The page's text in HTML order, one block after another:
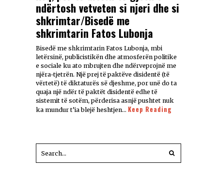
ndërtosh vetveten si njeri dhe si
shkrimtar/Bisedë me
shkrimtarin Fatos Lubonja
Bisedë me shkrimtarin Fatos Lubonja, mbi
letërsinë, publicistikën dhe atmosferën politike
e sociale ku ato mbrujten dhe ndërveprojnë me
njëra-tjetrën. Një prej të paktëve disidentë (të
vërtetë) të diktaturës së djeshme, por unë do ta
quaja një ndër të paktët disidentë edhe të
sistemit të sotëm, përderisa asnjë pushtet nuk
ka mundur t’ia blejë heshtjen… Keep Reading